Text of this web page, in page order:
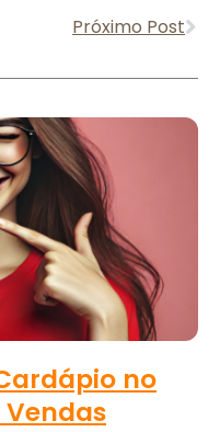
Próximo Post
no